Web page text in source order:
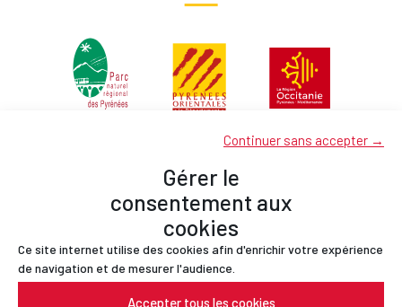
Gérer le
consentement aux
cookies
Ce site internet utilise des cookies afin d'enrichir votre expérience
de navigation et de mesurer l'audience.
Accepter tous les cookies
Continuer sans accepter →
Socios
Contactos
Menciones legales